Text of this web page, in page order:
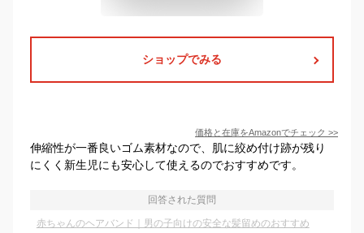
ショップでみる
価格と在庫をAmazonでチェック >>
伸縮性が一番良いゴム素材なので、肌に絞め付け跡が残り
にくく新生児にも安心して使えるのでおすすめです。
回答された質問
赤ちゃんのヘアバンド｜男の子向けの安全な髪留めのおすすめ